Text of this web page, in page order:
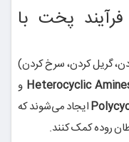
فرآیند پخت با
گریل کردن، سرخ کردن)
Heterocyclic و
ایجاد می‌شوند که
روده کمک کنند.